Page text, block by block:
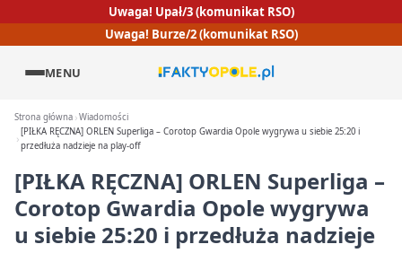
Uwaga! Upał/3 (komunikat RSO)
Uwaga! Burze/2 (komunikat RSO)
MENU
Strona główna Wiadomości
[PIŁKA RĘCZNA] ORLEN Superliga – Corotop Gwardia Opole wygrywa u siebie 25:20 i
przedłuża nadzieje na play-off
[PIŁKA RĘCZNA] ORLEN Superliga –
Corotop Gwardia Opole wygrywa
u siebie 25:20 i przedłuża nadzieje